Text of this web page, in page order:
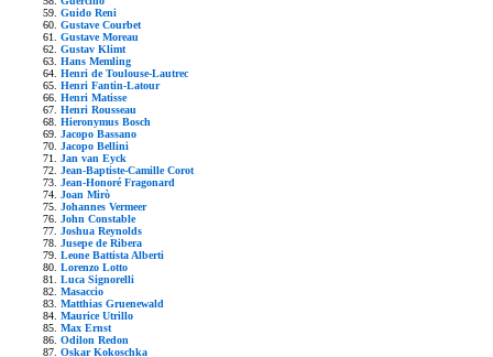
Guido Reni
Gustave Courbet
Gustave Moreau
Gustav Klimt
Hans Memling
Henri de Toulouse-Lautrec
Henri Fantin-Latour
Henri Matisse
Henri Rousseau
Hieronymus Bosch
Jacopo Bassano
Jacopo Bellini
Jan van Eyck
Jean-Baptiste-Camille Corot
Jean-Honoré Fragonard
Joan Mirò
Johannes Vermeer
John Constable
Joshua Reynolds
Jusepe de Ribera
Leone Battista Alberti
Lorenzo Lotto
Luca Signorelli
Masaccio
Matthias Gruenewald
Maurice Utrillo
Max Ernst
Odilon Redon
Oskar Kokoschka